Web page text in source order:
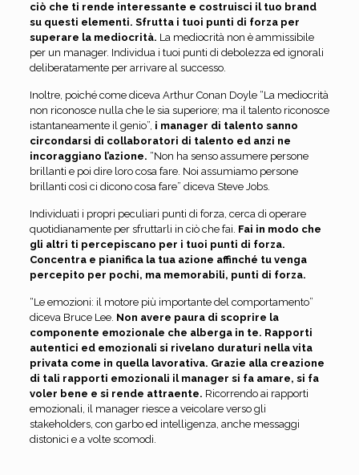
ciò che ti rende interessante e costruisci il tuo brand
su questi elementi. Sfrutta i tuoi punti di forza per
superare la mediocrità. La mediocrità non è ammissibile
per un manager. Individua i tuoi punti di debolezza ed ignorali
deliberatamente per arrivare al successo.
Inoltre, poiché come diceva Arthur Conan Doyle “La mediocrità
non riconosce nulla che le sia superiore; ma il talento riconosce
istantaneamente il genio”, i manager di talento sanno
circondarsi di collaboratori di talento ed anzi ne
incoraggiano l’azione. “Non ha senso assumere persone
brillanti e poi dire loro cosa fare. Noi assumiamo persone
brillanti così ci dicono cosa fare” diceva Steve Jobs.
Individuati i propri peculiari punti di forza, cerca di operare
quotidianamente per sfruttarli in ciò che fai. Fai in modo che
gli altri ti percepiscano per i tuoi punti di forza.
Concentra e pianifica la tua azione affinché tu venga
percepito per pochi, ma memorabili, punti di forza.
“Le emozioni: il motore più importante del comportamento”
diceva Bruce Lee. Non avere paura di scoprire la
componente emozionale che alberga in te. Rapporti
autentici ed emozionali si rivelano duraturi nella vita
privata come in quella lavorativa. Grazie alla creazione
di tali rapporti emozionali il manager si fa amare, si fa
voler bene e si rende attraente. Ricorrendo ai rapporti
emozionali, il manager riesce a veicolare verso gli
stakeholders, con garbo ed intelligenza, anche messaggi
distonici e a volte scomodi.